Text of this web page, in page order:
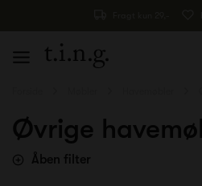
Øvrige
Åben filter